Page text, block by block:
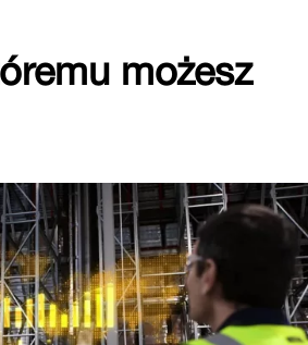
możesz